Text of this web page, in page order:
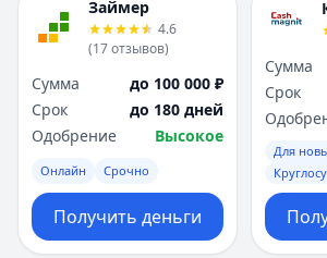
Займер
4.6
(17отзывов)
Сумма
до 100 000 ₽
Срок
до 180 дней
Одобрение
Высокое
Онлайн Срочно
Получить деньги
Сумма
Срок
Для